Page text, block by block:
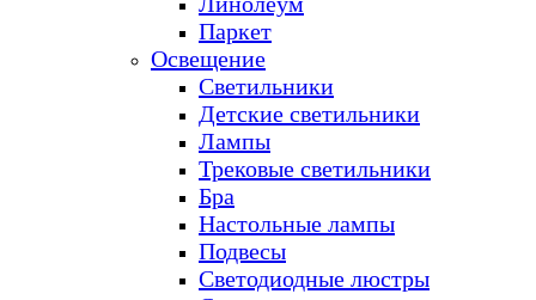
Паркет
Освещение
Светильники
Детские светильники
Лампы
Трековые светильники
Бра
Настольные лампы
Подвесы
Светодиодные люстры